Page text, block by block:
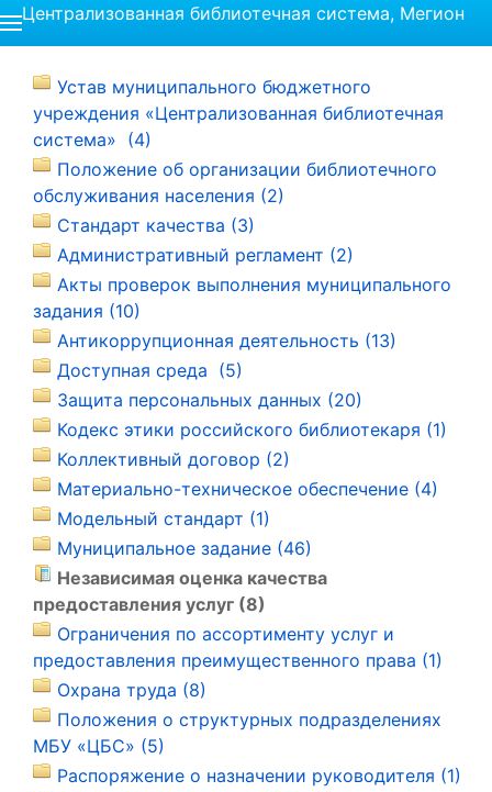
Централизованная библиотечная система, Мегион
Устав муниципального бюджетного
учреждения «Централизованная библиотечная
система» (4)
Положение об организации библиотечного
обслуживания населения (2)
Стандарт качества (3)
Административный регламент (2)
Акты проверок выполнения муниципального
задания (10)
Антикоррупционная деятельность (13)
Доступная среда (5)
Защита персональных данных (20)
Кодекс этики российского библиотекаря (1)
Коллективный договор (2)
Материально-техническое обеспечение (4)
Модельный стандарт (1)
Муниципальное задание (46)
Независимая оценка качества
предоставления услуг (8)
Ограничения по ассортименту услуг и
предоставления преимущественного права (1)
Охрана труда (8)
Положения о структурных подразделениях
МБУ «ЦБС» (5)
Распоряжение о назначении руководителя (1)